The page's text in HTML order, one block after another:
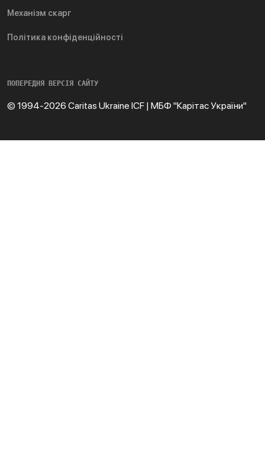
Механізм скарг
Політика конфіденційності
ПОПЕРЕДНЯ ВЕРСІЯ САЙТУ
© 1994-2026 Caritas Ukraine ICF | МБФ "Карітас України"